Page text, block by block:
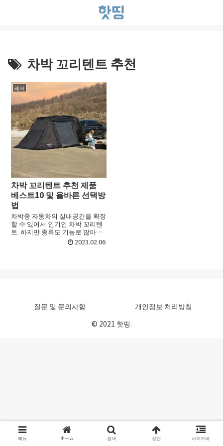
차박 꼬리텐트 추천
레저
차박 꼬리텐트 추천 제품
베스트10 및 올바른 선택방
법
차박중 자동차의 실내공간을 확장
할 수 있어서 인기인 차박 꼬리텐
트. 하지만 종류도 기능로 많아서
어떤 차박 꼬리텐트를 골라야 할
지 선택하기가 어려울 때가 있죠.
2023.02.06
질문 및 문의사항
개인정보 처리방침
© 2021 핫띵.
메뉴 ホーム 검색 상단 사이드바